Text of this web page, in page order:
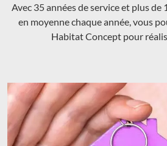
Avec 35 années de service et plus de
en moyenne chaque année, vous
Habitat Concept pour